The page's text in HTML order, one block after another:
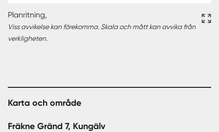
Planritning,
Viss avvikelse kan förekomma. Skala och mått kan avvika från
verkligheten.
Karta och område
Fräkne Gränd 7, Kungälv